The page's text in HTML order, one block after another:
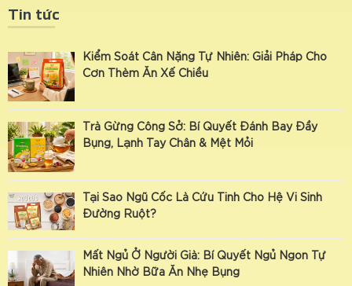
Tin tức
Kiểm Soát Cân Nặng Tự Nhiên: Giải Pháp Cho
Cơn Thèm Ăn Xế Chiều
Trà Gừng Công Sở: Bí Quyết Đánh Bay Đầy
Bụng, Lạnh Tay Chân & Mệt Mỏi
Tại Sao Ngũ Cốc Là Cứu Tinh Cho Hệ Vi Sinh
Đường Ruột?
Mất Ngủ Ở Người Già: Bí Quyết Ngủ Ngon Tự
Nhiên Nhờ Bữa Ăn Nhẹ Bụng